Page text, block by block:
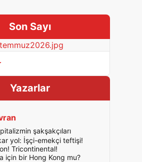
Son Sayı
Yazarlar
şakşakçıları
yol: İşçi-emekçi teftişi!
Tricontinental!
için bir Hong Kong mu?